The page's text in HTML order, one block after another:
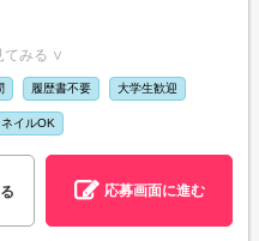
てみる ∨
履歴書不要 大学生歓迎
ネイルOK
応募画面に進む